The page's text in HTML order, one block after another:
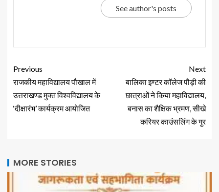
See author's posts
Previous
राजकीय महाविद्यालय पौखाल में
उत्तराखण्ड मुक्त विश्वविद्यालय के
‘दीक्षारंभ’ कार्यक्रम आयोजित
Next
बालिका इण्टर कॉलेज पौड़ी की
छात्राओं ने किया महाविद्यालय,
बनास का शैक्षिक भ्रमण, सीखे
करियर काउंसलिंग के गुर
MORE STORIES